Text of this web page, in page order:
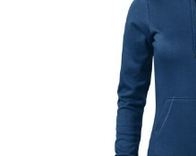
Thermosbekers